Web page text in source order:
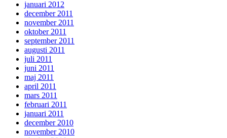
januari 2012
december 2011
november 2011
oktober 2011
september 2011
augusti 2011
juli 2011
juni 2011
maj 2011
april 2011
mars 2011
februari 2011
januari 2011
december 2010
november 2010